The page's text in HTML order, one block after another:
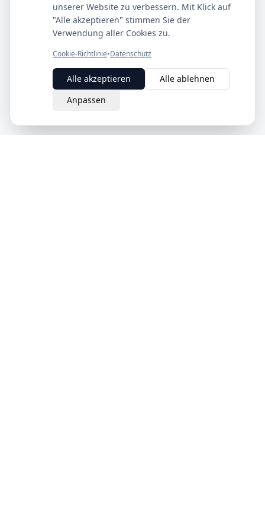
unserer Website zu verbessern. Mit Klick auf
"Alle akzeptieren" stimmen Sie der
Verwendung aller Cookies zu.
Cookie-Richtlinie•Datenschutz
Alle akzeptieren
Alle ablehnen
Anpassen